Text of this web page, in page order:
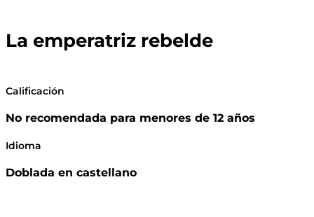
La emperatriz rebelde
Calificación
No recomendada para menores de 12 años
Idioma
Doblada en castellano